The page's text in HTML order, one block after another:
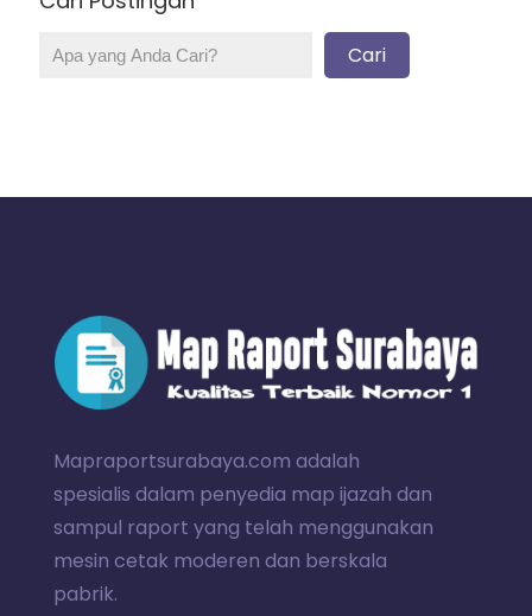
Cari
Mapraportsurabaya.com adalah
spesialis dalam penyedia map ijazah dan
sampul raport yang telah menggunakan
mesin cetak moderen dan berskala
pabrik.